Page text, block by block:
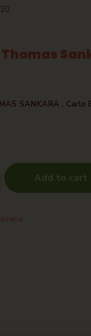
SANKARA . Carlo
Add to cart